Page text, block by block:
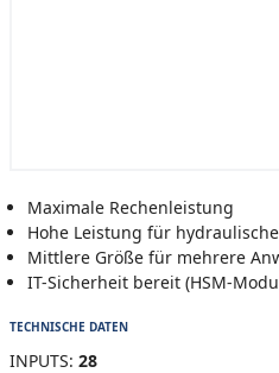
Maximale Rechenleistung
Hohe Leistung für
Mittlere Größe für mehrere
IT-Sicherheit bereit (HSM-
TECHNISCHE DATEN
INPUTS: 28